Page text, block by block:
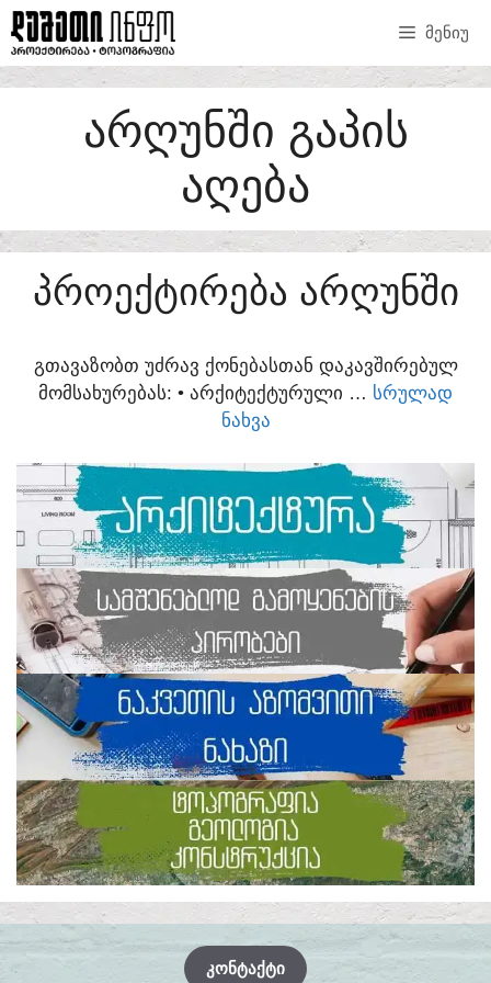
SKIP
TO
CONTENT
ᲛᲔᲜᲘᲣ
ᲐᲠᲦᲣᲜᲨᲘ ᲒᲐᲞᲘᲡ
ᲐᲦᲔᲑᲐ
ᲞᲠᲝᲔᲥᲢᲘᲠᲔᲑᲐ ᲐᲠᲦᲣᲜᲨᲘ
ᲒᲗᲐᲕᲐᲖᲝᲑᲗ ᲣᲫᲠᲐᲕ ᲥᲝᲜᲔᲑᲐᲡᲗᲐᲜ ᲓᲐᲙᲐᲕᲨᲘᲠᲔᲑᲣᲚ
ᲛᲝᲛᲡᲐᲮᲣᲠᲔᲑᲐᲡ:​ • ᲐᲠᲥᲘᲢᲔᲥᲢᲣᲠᲣᲚᲘ … ᲡᲠᲣᲚᲐᲓ
ᲜᲐᲮᲕᲐ
ᲙᲝᲜᲢᲐᲥᲢᲘ